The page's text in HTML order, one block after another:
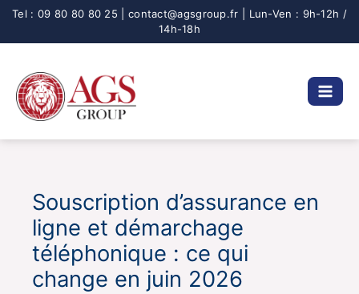
Aller
Souscription d’assurance en
ligne et démarchage
téléphonique : ce qui
change en juin 2026